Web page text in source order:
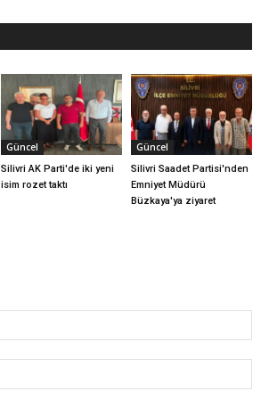
Güncel
Silivri AK Parti'de iki yeni
isim rozet taktı
Güncel
Silivri Saadet Partisi'nden
Emniyet Müdürü
Büzkaya'ya ziyaret